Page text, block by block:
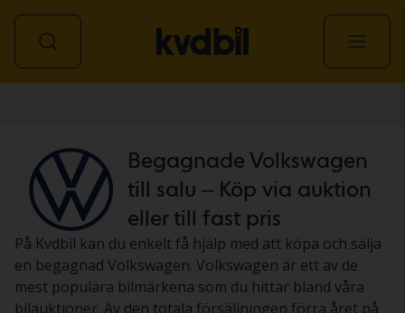
Begagnade Volkswagen
till salu – Köp via auktion
eller till fast pris
På Kvdbil kan du enkelt få hjälp med att köpa och sälja
en begagnad Volkswagen. Volkswagen är ett av de
mest populära bilmärkena som du hittar bland våra
bilauktioner. Av den totala försäljningen förra året på